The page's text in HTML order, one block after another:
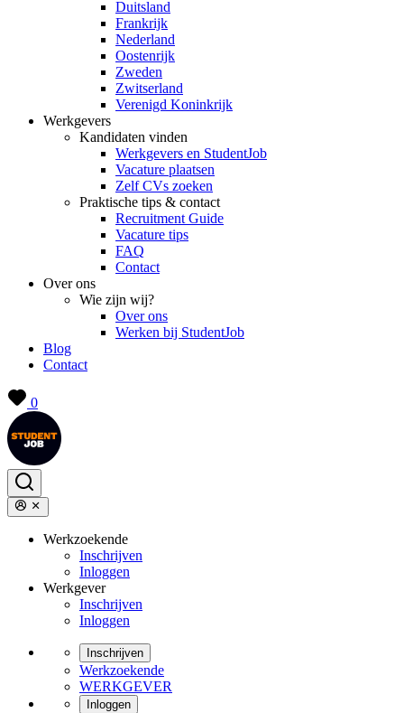
Duitsland
Frankrijk
Nederland
Oostenrijk
Zweden
Zwitserland
Verenigd Koninkrijk
Werkgevers
Kandidaten vinden
Werkgevers en StudentJob
Vacature plaatsen
Zelf CVs zoeken
Praktische tips & contact
Recruitment Guide
Vacature tips
FAQ
Contact
Over ons
Wie zijn wij?
Over ons
Werken bij StudentJob
Blog
Contact
0
Werkzoekende
Inschrijven
Inloggen
Werkgever
Inschrijven
Inloggen
Inschrijven
Werkzoekende
WERKGEVER
Inloggen